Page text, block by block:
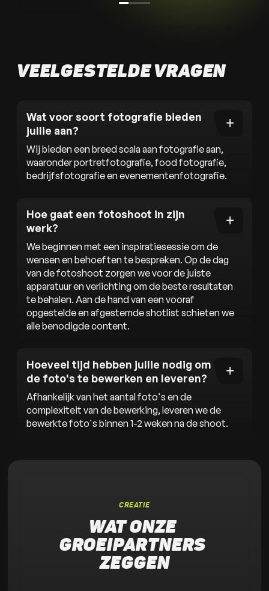
VEELGESTELDE VRAGEN
Wat voor soort fotografie bieden
jullie aan?
Wij bieden een breed scala aan fotografie aan,
waaronder portretfotografie, food fotografie,
bedrijfsfotografie en evenementenfotografie.
Hoe gaat een fotoshoot in zijn
werk?
We beginnen met een inspiratiesessie om de
wensen en behoeften te bespreken. Op de dag
van de fotoshoot zorgen we voor de juiste
apparatuur en verlichting om de beste resultaten
te behalen. Aan de hand van een vooraf
opgestelde en afgestemde shotlist schieten we
alle benodigde content.
Hoeveel tijd hebben jullie nodig om
de foto's te bewerken en leveren?
Afhankelijk van het aantal foto's en de
complexiteit van de bewerking, leveren we de
bewerkte foto's binnen 1-2 weken na de shoot.
CREATIE
WAT ONZE
GROEIPARTNERS
ZEGGEN